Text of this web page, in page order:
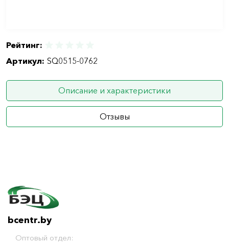
Рейтинг:
Артикул: SQ0515-0762
Описание и характеристики
Отзывы
bcentr.by
Оптовый отдел: